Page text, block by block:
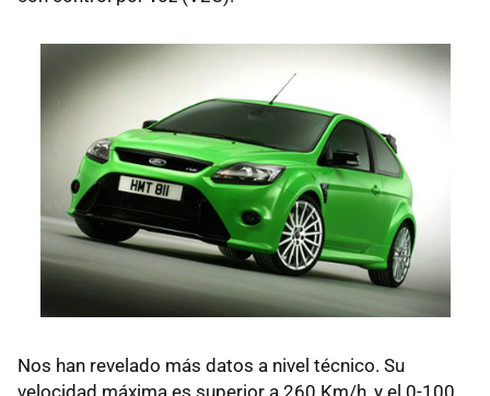
Nos han revelado más datos a nivel técnico. Su
velocidad máxima es superior a 260 Km/h, y el 0-100